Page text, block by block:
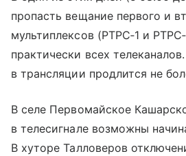
пропасть вещание первого и
мультиплексов (РТРС‑1 и
практически всех
в трансляции продлится не
В селе Первомайское
в телесигнале возможны
В хуторе Талловеров